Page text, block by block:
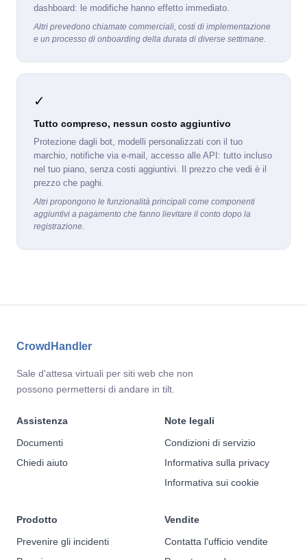
dashboard: le modifiche hanno effetto immediato.
Altri prevedono chiamate commerciali, costi di implementazione
e un processo di onboarding della durata di diverse settimane.
✓
Tutto compreso, nessun costo aggiuntivo
Protezione dagli bot, modelli personalizzati con il tuo
marchio, notifiche via e-mail, accesso alle API: tutto incluso
nel tuo piano, senza costi aggiuntivi. Il prezzo che vedi è il
prezzo che paghi.
Altri propongono le funzionalità principali come componenti
aggiuntivi a pagamento che fanno lievitare il conto dopo la
registrazione.
CrowdHandler
Sale d'attesa virtuali per siti web che non
possono permettersi di andare in tilt.
Assistenza
Documenti
Chiedi aiuto
Note legali
Condizioni di servizio
Informativa sulla privacy
Informativa sui cookie
Prodotto
Prevenire gli incidenti
Vendite
Contatta l'ufficio vendite